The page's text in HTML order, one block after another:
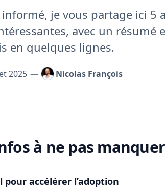
je vous partage ici 5
avec un résumé
en quelques lignes.
2025 — Nicolas François
à ne pas manquer
pour accélérer l’adoption